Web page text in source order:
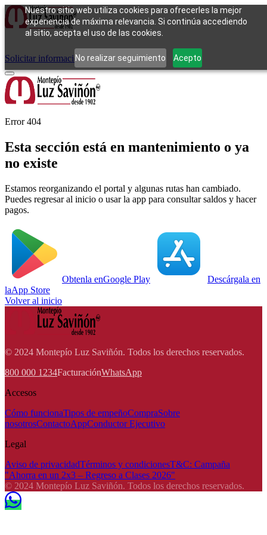
Nuestro sitio web utiliza cookies para ofrecerles la mejor
experiencia de máxima relevancia. Si continúa accediendo
al sitio, acepta el uso de las cookies.
No realizar seguimiento Acepto
Cómo funcionaTipos de empeñoCompraContacto
Solicitar información Iniciar sesión
Error 404
Esta sección está en mantenimiento o ya
no existe
Estamos reorganizando el portal y algunas rutas han cambiado.
Puedes regresar al inicio o usar la app para consultar saldos y hacer
pagos.
Obtenla enGoogle Play
Descárgala en
laApp Store
Volver al inicio
© 2024 Montepío Luz Saviñón. Todos los derechos reservados.
800 000 1234FacturaciónWhatsApp
Accesos
Cómo funcionaTipos de empeñoCompraSobre
nosotrosContactoAppConductor Ejecutivo
Legal
Aviso de privacidadTérminos y condicionesT&C: Campaña
"Ahorra en un 2x3 – Regreso a Clases 2026"
© 2024 Montepío Luz Saviñón. Todos los derechos reservados.